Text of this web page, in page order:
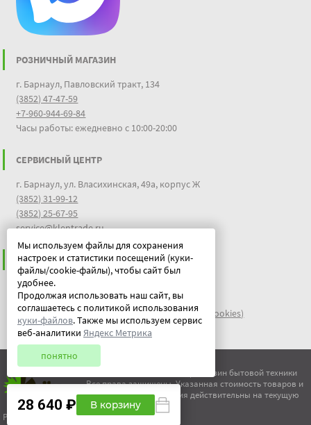
28 640 ₽ В корзину
Мы используем файлы для сохранения
настроек и статистики посещений (куки-
файлы/cookie-файлы), чтобы сайт был
удобнее.
Продолжая использовать наш сайт, вы
соглашаетесь с политикой использования
куки-файлов. Также мы используем сервис
веб-аналитики Яндекс Метрика
понятно
РОЗНИЧНЫЙ МАГАЗИН
г. Барнаул, Павловский тракт, 134
(3852) 47-47-59
+7-960-944-69-84
Часы работы: ежедневно с 10:00-20:00
СЕРВИСНЫЙ ЦЕНТР
г. Барнаул, ул. Власихинская, 49а, корпус Ж
(3852) 31-99-12
(3852) 25-67-95
service@klentrade.ru
ИНФОРМАЦИЯ
Пользовательское соглашение
Политика конфиденциальности
файлы идентификации пользователей куки (cookies)
Документы
© ООО "Китеж" 1995-2026 | Магазин бытовой техники
Все права защищены. Указанная стоимость товаров и
условия их приобретения действительны на текущую
дату.
Разработка сайта - НэтФорс